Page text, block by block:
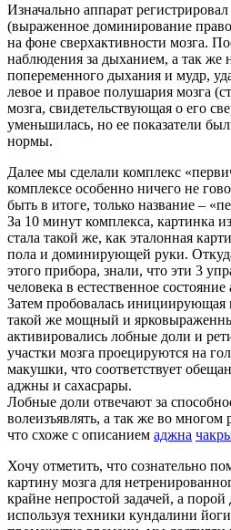
Изначально аппарат
(выраженное доминирование
на фоне сверхактивности мозга.
наблюдения за дыханием, а так же
попеременного дыхания и мудр,
левое и правое полушария мозга
мозга, свидетельствующая о его
уменьшилась, но ее показатели
нормы.
Далее мы сделали комплекс
комплексе особенно ничего не
быть в итоге, только название –
За 10 минут комплекса, картинка
стала такой же, как эталонная
пола и доминирующей руки.
этого прибора, знали, что эти 3
человека в естественное
Затем пробовалась инициирующая
такой же мощный и
активировались лобные доли и
участки мозга проецируются на
макушки, что соответствует
аджны и сахасрары.
Лобные доли отвечают за
волеизъявлять, а так же во многом
что схоже с описанием аджна
Хочу отметить, что сознательно
картину мозга для
крайне непростой задачей, а
используя техники кундалини